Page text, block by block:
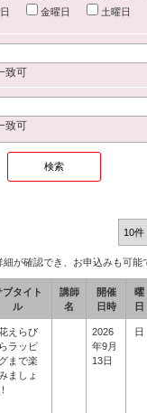
金曜日 土曜日
致可
致可
が確認でき、お申込みも可能
ブタイト
ル
講師
名
開催
日時
曜
日
えらび
ラッピ
まで楽
ましょ
2026
年9月
13日
日